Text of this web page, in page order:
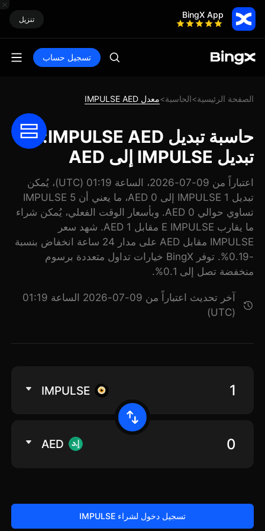
BingX App تنزيل
تسجيل حساب
الصفحة الرئيسية>الحاسبة>معدل IMPULSE AED
حاسبة تبديل IMPULSE AED:
تبديل IMPULSE إلى AED
اعتباراً من 09-07-2026، الساعة 01:19 (UTC)، يُمكن
تبديل 1 IMPULSE إلى 0 AED، ما يعني أن 5 IMPULSE
تساوي حوالي 0 AED. وبأسعار الوقت الفعلي، يُمكن شراء
ما يقارب E IMPULSE مقابل 1 AED. شهد سعر
IMPULSE مقابل AED على مدار 24 ساعة انخفاض بنسبة
-0.19%. توفر BingX خيارات تداول متعددة برسوم
منخفضة تصل إلى 0.1%.
آخر تحديث اعتباراً من 09-07-2026 الساعة 01:19
(UTC)
IMPULSE
AED
تسجيل دخول لشراء IMPULSE